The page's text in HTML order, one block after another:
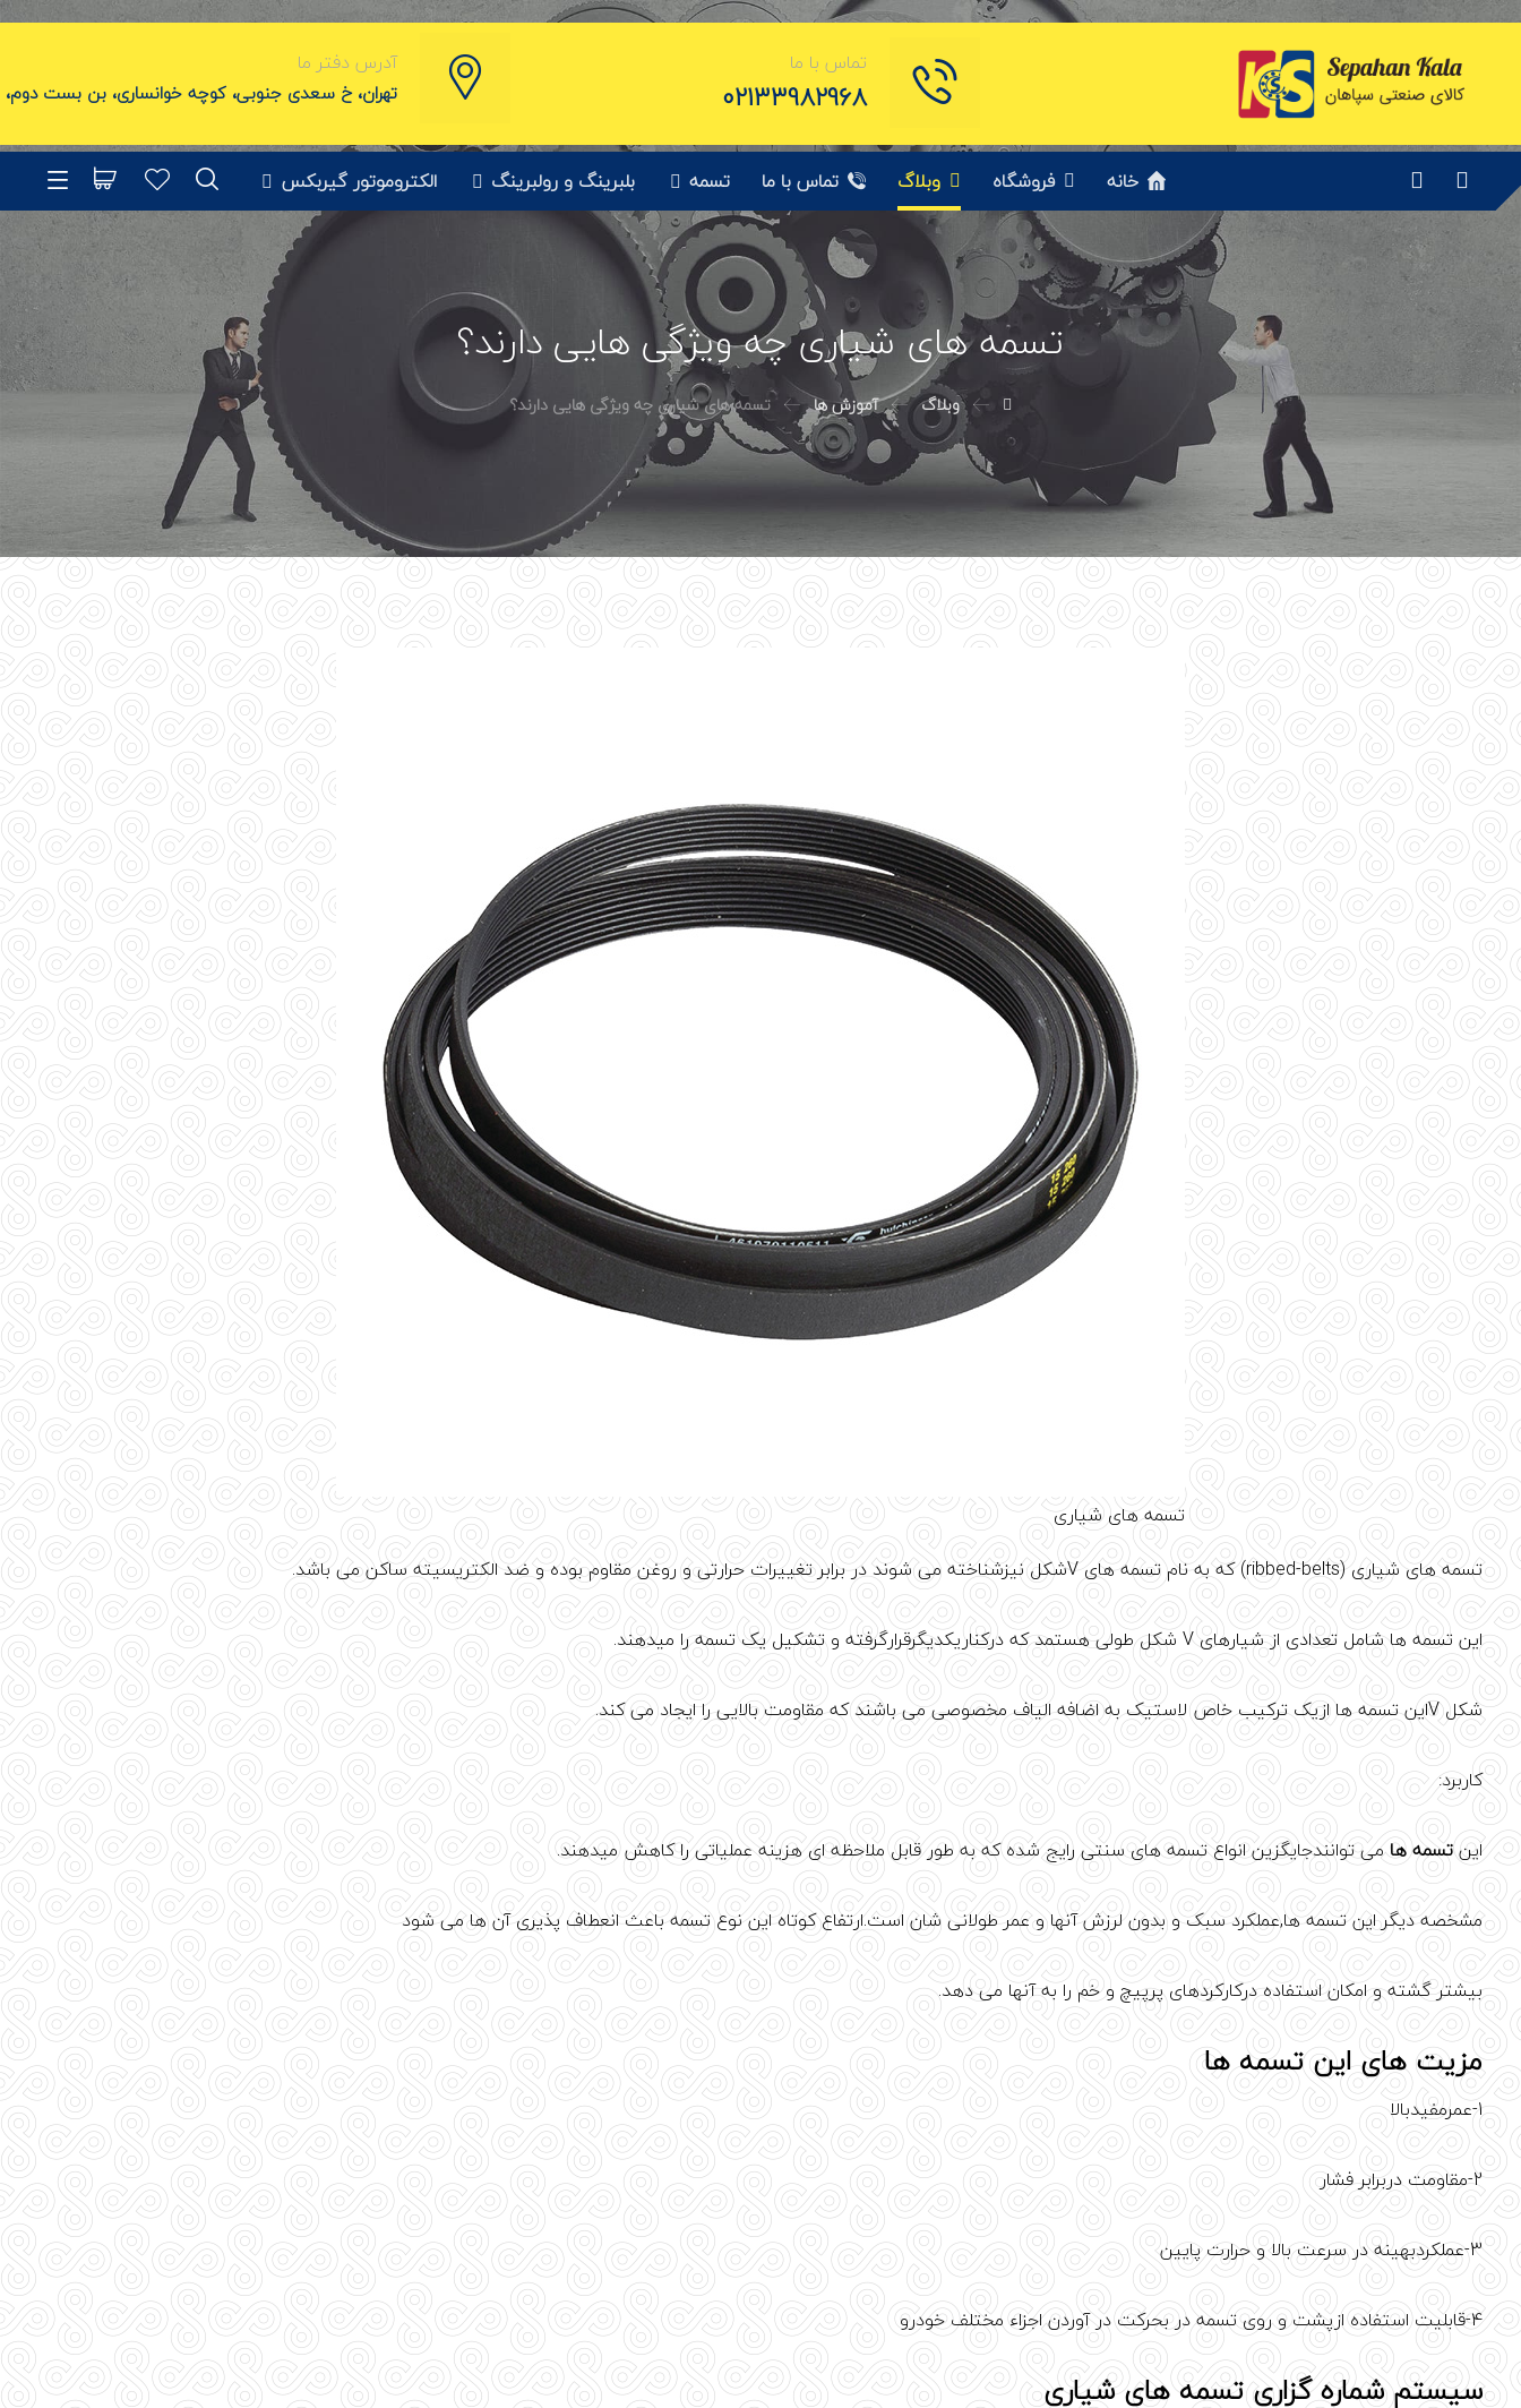
تماس با ما
02133982968
آدرس دفتر ما
تهران، خ سعدی جنوبی، کوچه خوانساری، بن بست دوم،
خانه فروشگاه وبلاگ تماس با ما تسمه بلبرینگ و رولبرینگ الکتروموتور گیربکس
تسمه های شیاری چه ویژگی هایی دارند؟
وبلاگ آموزش ها تسمه های شیاری چه ویژگی هایی دارند؟
تسمه های شیاری
تسمه های شیاری (ribbed-belts) که به نام تسمه های Vشکل نیزشناخته می شوند در برابر تغییرات حرارتی و روغن مقاوم بوده و ضد الکتریسیته ساکن می باشد.
این تسمه ها شامل تعدادی از شیارهای V شکل طولی هستمد که درکناریکدیگرقرارگرفته و تشکیل یک تسمه را میدهند.
شکل Vاین تسمه ها ازیک ترکیب خاص لاستیک به اضافه الیاف مخصوصی می باشند که مقاومت بالایی را ایجاد می کند.
کاربرد:
اینتسمه هامی توانندجایگزین انواع تسمه های سنتی رایج شده که به طور قابل ملاحظه ای هزینه عملیاتی را کاهش میدهند.
مشخصه دیگر این تسمه ها,عملکرد سبک و بدون لرزش آنها و عمر طولانی شان است.ارتفاع کوتاه این نوع تسمه باعث انعطاف پذیری آن ها می شود
بیشتر گشته و امکان استفاده درکارکردهای پرپیچ و خم را به آنها می دهد.
مزیت های این تسمه ها
1-عمرمفیدبالا
2-مقاومت دربرابر فشار
3-عملکردبهینه در سرعت بالا و حرارت پایین
4-قابلیت استفاده ازپشت و روی تسمه در بحرکت در آوردن اجزاء مختلف خودرو
سیستم شماره گزاری تسمه های شیاری